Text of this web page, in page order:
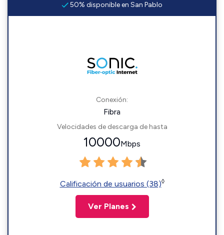
50% disponible en San Pablo
Conexión:
Fibra
Velocidades de descarga de hasta
10000Mbps
Calificación de usuarios (38)◊
Ver Planes